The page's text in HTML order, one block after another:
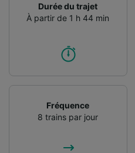
Durée du trajet
À partir de 1 h 44 min
Fréquence
8 trains par jour